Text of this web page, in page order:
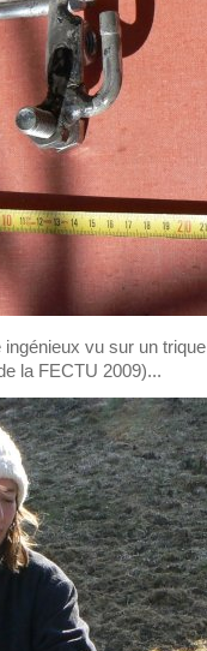
vu sur un
la FECTU 2009)...